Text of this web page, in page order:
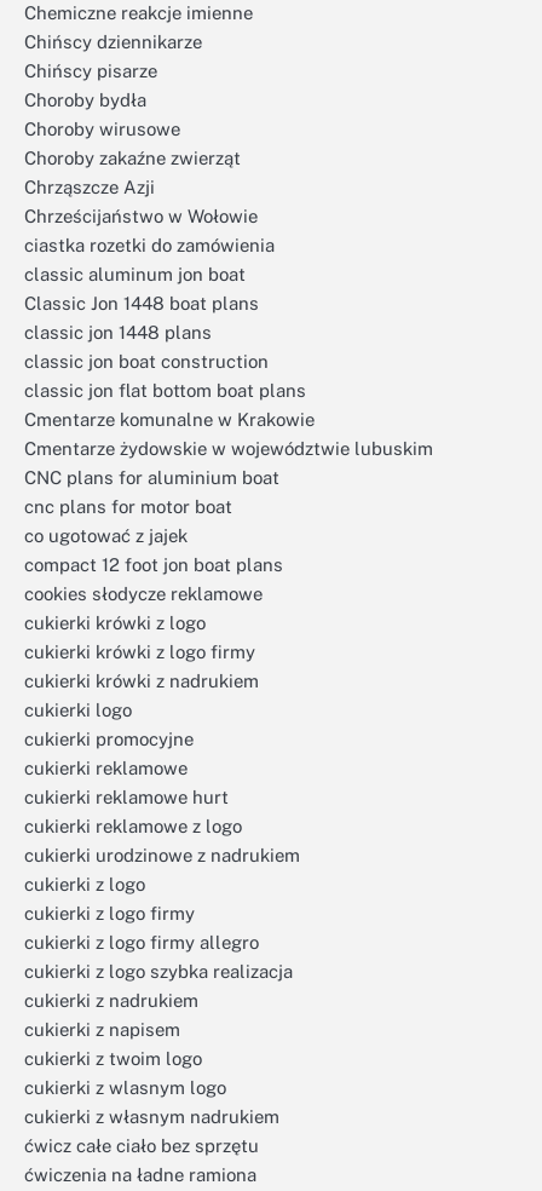
Chemiczne reakcje imienne
Chińscy dziennikarze
Chińscy pisarze
Choroby bydła
Choroby wirusowe
Choroby zakaźne zwierząt
Chrząszcze Azji
Chrześcijaństwo w Wołowie
ciastka rozetki do zamówienia
classic aluminum jon boat
Classic Jon 1448 boat plans
classic jon 1448 plans
classic jon boat construction
classic jon flat bottom boat plans
Cmentarze komunalne w Krakowie
Cmentarze żydowskie w województwie lubuskim
CNC plans for aluminium boat
cnc plans for motor boat
co ugotować z jajek
compact 12 foot jon boat plans
cookies słodycze reklamowe
cukierki krówki z logo
cukierki krówki z logo firmy
cukierki krówki z nadrukiem
cukierki logo
cukierki promocyjne
cukierki reklamowe
cukierki reklamowe hurt
cukierki reklamowe z logo
cukierki urodzinowe z nadrukiem
cukierki z logo
cukierki z logo firmy
cukierki z logo firmy allegro
cukierki z logo szybka realizacja
cukierki z nadrukiem
cukierki z napisem
cukierki z twoim logo
cukierki z wlasnym logo
cukierki z własnym nadrukiem
ćwicz całe ciało bez sprzętu
ćwiczenia na ładne ramiona